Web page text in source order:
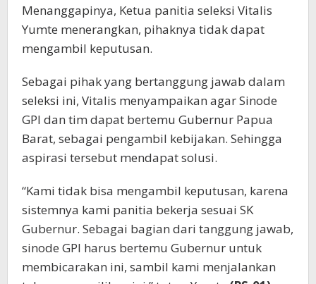
Menanggapinya, Ketua panitia seleksi Vitalis
Yumte menerangkan, pihaknya tidak dapat
mengambil keputusan.
Sebagai pihak yang bertanggung jawab dalam
seleksi ini, Vitalis menyampaikan agar Sinode
GPI dan tim dapat bertemu Gubernur Papua
Barat, sebagai pengambil kebijakan. Sehingga
aspirasi tersebut mendapat solusi.
“Kami tidak bisa mengambil keputusan, karena
sistemnya kami panitia bekerja sesuai SK
Gubernur. Sebagai bagian dari tanggung jawab,
sinode GPI harus bertemu Gubernur untuk
membicarakan ini, sambil kami menjalankan